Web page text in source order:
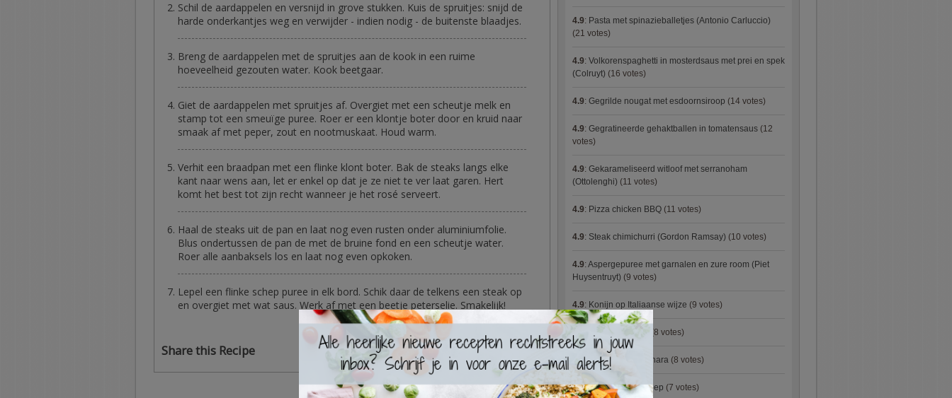
Schil de aardappelen en versnijd in grove stukken. Kuis de spruitjes: snijd de
harde onderkantjes weg en verwijder - indien nodig - de buitenste blaadjes.
Breng de aardappelen met de spruitjes aan de kook in een ruime
hoeveelheid gezouten water. Kook beetgaar.
Giet de aardappelen met spruitjes af. Overgiet met een scheutje melk en
stamp tot een smeuïge puree. Roer er een klontje boter door en kruid naar
smaak af met peper, zout en nootmuskaat. Houd warm.
Verhit een braadpan met een flinke klont boter. Bak de steaks langs elke
kant naar wens aan, let er enkel op dat je ze niet te ver laat garen. Hert
komt het best tot zijn recht wanneer je het rosé serveert.
Haal de steaks uit de pan en laat nog even rusten onder aluminiumfolie.
Blus ondertussen de pan de met de bruine fond en een scheutje water.
Roer alle aanbaksels los en laat nog even opkoken.
Lepel een flinke schep puree in elk bord. Schik daar de telkens een steak op
en overgiet met wat saus. Werk af met een beetje peterselie. Smakelijk!
Share this Recipe
4.9: Pasta met spinazieballetjes (Antonio Carluccio)
(21 votes)
4.9: Volkorenspaghetti in mosterdsaus met prei en spek
(Colruyt) (16 votes)
4.9: Gegrilde nougat met esdoornsiroop (14 votes)
4.9: Gegratineerde gehaktballen in tomatensaus (12
votes)
4.9: Gekarameliseerd witloof met serranoham
(Ottolenghi) (11 votes)
4.9: Pizza chicken BBQ (11 votes)
4.9: Steak chimichurri (Gordon Ramsay) (10 votes)
4.9: Aspergepuree met garnalen en zure room (Piet
Huysentruyt) (9 votes)
4.9: Konijn op Italiaanse wijze (9 votes)
(8 votes)
4.9:Courgette carbonara (8 votes)
4.9:Aziatische preisoep (7 votes)
×